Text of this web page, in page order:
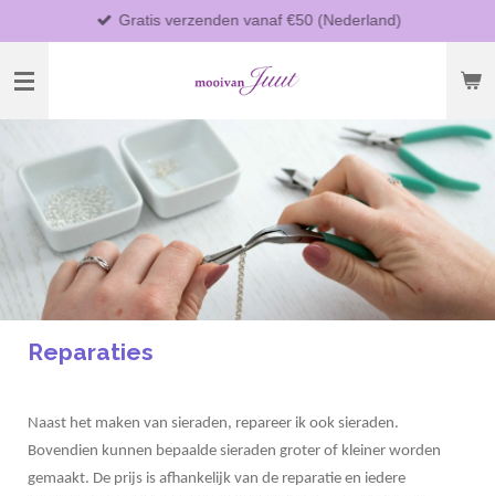
direct
naar
hoofdinhoud
Gratis verzenden vanaf €50 (Nederland)
Reparaties
Naast het maken van sieraden, repareer ik ook sieraden.
Bovendien kunnen bepaalde sieraden groter of kleiner worden
gemaakt. De prijs is afhankelijk van de reparatie en iedere